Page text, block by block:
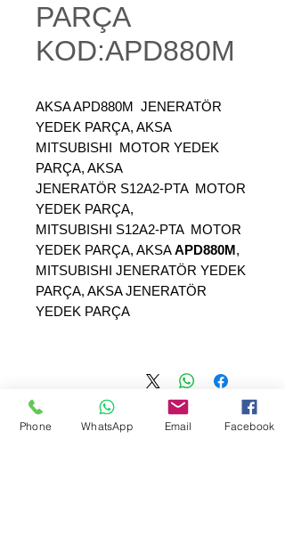
PARÇA
KOD:APD880M
AKSA APD880M JENERATÖR
YEDEK PARÇA, AKSA
MITSUBISHI MOTOR YEDEK
PARÇA, AKSA
JENERATÖR S12A2-PTA MOTOR
YEDEK PARÇA,
MITSUBISHI S12A2-PTA MOTOR
YEDEK PARÇA, AKSAAPD880M,
MITSUBISHI JENERATÖR YEDEK
PARÇA, AKSA JENERATÖR
YEDEK PARÇA
Phone WhatsApp Email Facebook